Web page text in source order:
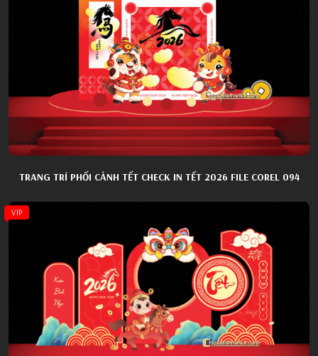
TRANG TRÍ PHỐI CẢNH TẾT CHECK IN TẾT 2026 FILE COREL 094
VIP